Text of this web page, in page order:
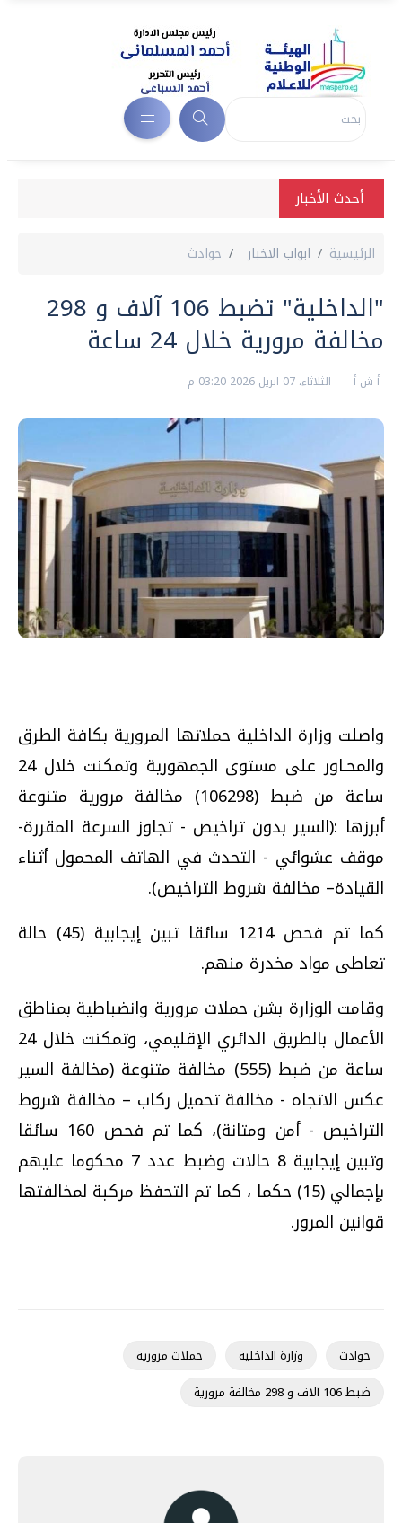
أحدث الأخبار
الرئيسية ابواب الاخبار حوادث
"الداخلية" تضبط 106 آلاف و 298
مخالفة مرورية خلال 24 ساعة
أ ش أ الثلاثاء، 07 ابريل 2026 03:20 م
واصلت وزارة الداخلية حملاتها المرورية بكافة الطرق
والمحـاور على مستوى الجمهورية وتمكنت خلال 24
ساعة من ضبط (106298) مخالفة مرورية متنوعة
أبرزها :(السير بدون تراخيص - تجاوز السرعة المقررة-
موقف عشوائي - التحدث في الهاتف المحمول أثناء
القيادة– مخالفة شروط التراخيص).
كما تم فحص 1214 سائقا تبين إيجابية (45) حالة
تعاطى مواد مخدرة منهم.
وقامت الوزارة بشن حملات مرورية وانضباطية بمناطق
الأعمال بالطريق الدائري الإقليمي، وتمكنت خلال 24
ساعة من ضبط (555) مخالفة متنوعة (مخالفة السير
عكس الاتجاه - مخالفة تحميل ركاب – مخالفة شروط
التراخيص - أمن ومتانة)، كما تم فحص 160 سائقا
وتبين إيجابية 8 حالات وضبط عدد 7 محكوما عليهم
بإجمالي (15) حكما ، كما تم التحفظ مركبة لمخالفتها
قوانين المرور.
حوادث وزارة الداخلية
حملات مرورية
ضبط 106 آلاف و 298 مخالفة مرورية